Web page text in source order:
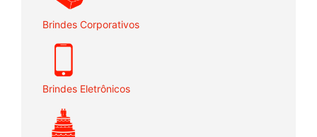
Brindes Corporativos
Brindes Eletrônicos